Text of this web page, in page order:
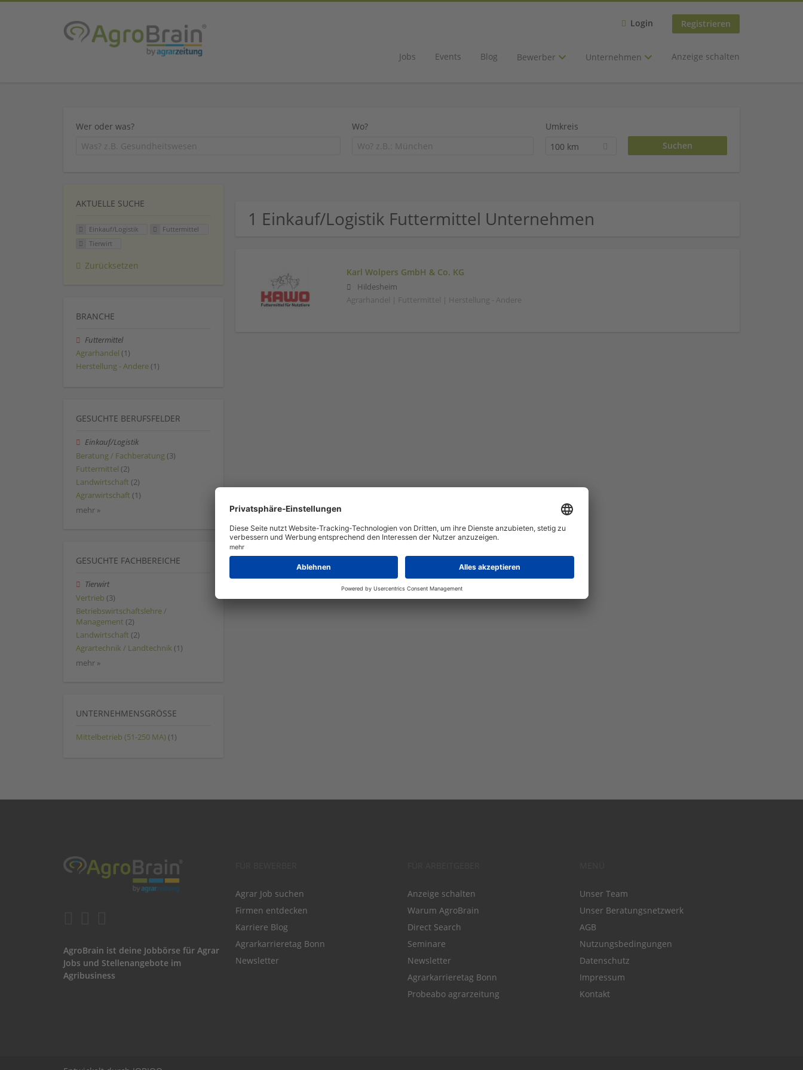
Login Registrieren
Jobs Events Blog Bewerber Unternehmen Anzeige schalten
Wer oder was? Wo?
Umkreis
100 km
1 Einkauf/Logistik Futtermittel Unternehmen
Karl Wolpers GmbH & Co. KG
Hildesheim
Agrarhandel | Futtermittel | Herstellung - Andere
AKTUELLE SUCHE
Einkauf/Logistik
Futtermittel
Tierwirt
Zurücksetzen
BRANCHE
Futtermittel
Agrarhandel (1)
Herstellung - Andere (1)
GESUCHTE BERUFSFELDER
Einkauf/Logistik
Beratung / Fachberatung (3)
Futtermittel (2)
Landwirtschaft (2)
Agrarwirtschaft (1)
mehr »
GESUCHTE FACHBEREICHE
Tierwirt
Vertrieb (3)
Betriebswirtschaftslehre /
Management (2)
Landwirtschaft (2)
Agrartechnik / Landtechnik (1)
mehr »
UNTERNEHMENSGRÖSSE
Mittelbetrieb (51-250 MA) (1)
AgroBrain ist deine Jobbörse für Agrar
Jobs und Stellenangebote im
Agribusiness
Agrar Job suchen
Firmen entdecken
Karriere Blog
Agrarkarrieretag Bonn
Newsletter
Anzeige schalten
Warum AgroBrain
Direct Search
Seminare
Newsletter
Agrarkarrieretag Bonn
Probeabo agrarzeitung
Unser Team
Unser Beratungsnetzwerk
AGB
Nutzungsbedingungen
Datenschutz
Impressum
Kontakt